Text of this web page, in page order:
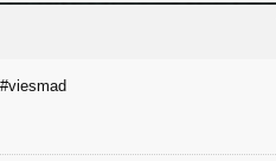
#viesmad